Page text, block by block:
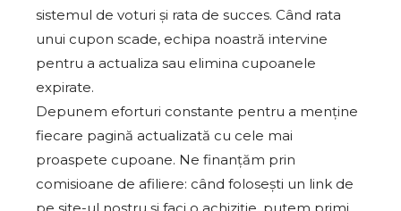
sistemul de voturi și rata de succes. Când rata
unui cupon scade, echipa noastră intervine
pentru a actualiza sau elimina cupoanele
expirate.
Depunem eforturi constante pentru a menține
fiecare pagină actualizată cu cele mai
proaspete cupoane. Ne finanțăm prin
comisioane de afiliere: când folosești un link de